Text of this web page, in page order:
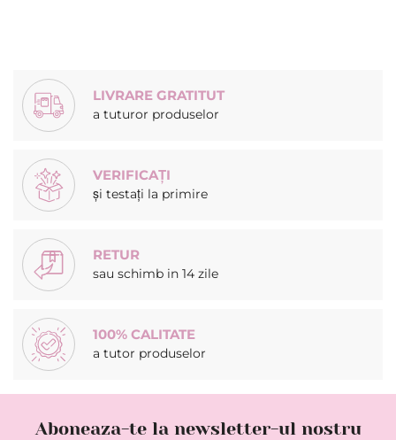
LIVRARE GRATITUT
a tuturor produselor
VERIFICAȚI
și testați la primire
RETUR
sau schimb in 14 zile
100% CALITATE
a tutor produselor
Aboneaza-te la newsletter-ul nostru